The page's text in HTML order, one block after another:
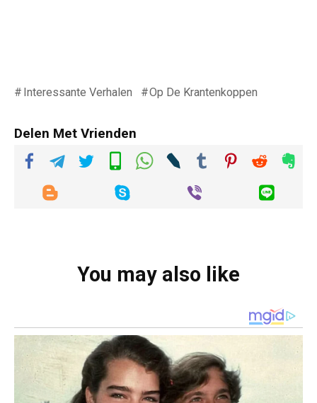
Interessante Verhalen Op De Krantenkoppen
Delen Met Vrienden
You may also like